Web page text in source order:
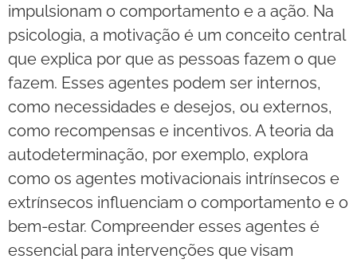
impulsionam o comportamento e a ação. Na
psicologia, a motivação é um conceito central
que explica por que as pessoas fazem o que
fazem. Esses agentes podem ser internos,
como necessidades e desejos, ou externos,
como recompensas e incentivos. A teoria da
autodeterminação, por exemplo, explora
como os agentes motivacionais intrínsecos e
extrínsecos influenciam o comportamento e o
bem-estar. Compreender esses agentes é
essencial para intervenções que visam